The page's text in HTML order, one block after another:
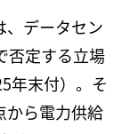
、データセン
否定する立場
年末付）。そ
から電力供給